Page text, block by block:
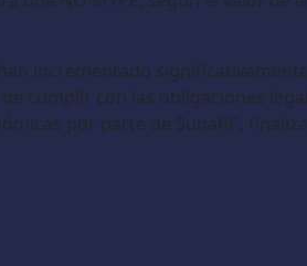
incrementado
cumplir con las obligaciones
por parte de Sunafil”,